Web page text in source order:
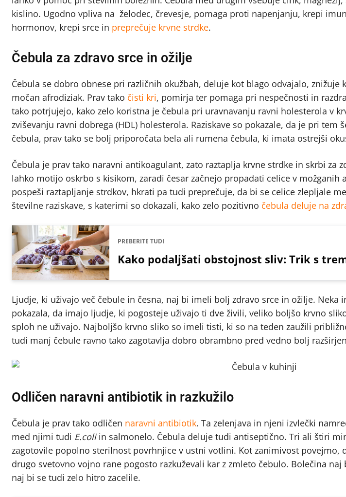
kislino. Ugodno vpliva na želodec, črevesje, pomaga proti napenjanju, krepi
hormonov, krepi srce in preprečuje krvne strdke.
Čebula za zdravo srce in ožilje
Čebula se dobro obnese pri različnih okužbah, deluje kot blago odvajalo, znižuje
močan afrodiziak. Prav tako čisti kri, pomirja ter pomaga pri nespečnosti in
tako potrjujejo, kako zelo koristna je čebula pri uravnavanju ravni holesterola v
zviševanju ravni dobrega (HDL) holesterola. Raziskave so pokazale, da je pri tem
čebula, prav tako se bolj priporočata bela ali rumena čebula, ki imata ostrejši
Čebula je prav tako naravni antikoagulant, zato raztaplja krvne strdke in skrbi za
lahko motijo oskrbo s kisikom, zaradi česar začnejo propadati celice v možganih
pospeši raztapljanje strdkov, hkrati pa tudi preprečuje, da bi se celice zlepljale
številne raziskave, s katerimi so dokazali, kako zelo pozitivno čebula deluje na
PREBERITE TUDI
Kako podaljšati obstojnost sliv: Trik s
Ljudje, ki uživajo več čebule in česna, naj bi imeli bolj zdravo srce in ožilje. Neka
pokazala, da imajo ljudje, ki pogosteje uživajo ti dve živili, veliko boljšo krvno
sploh ne uživajo. Najboljšo krvno sliko so imeli tisti, ki so na teden zaužili
tudi manj čebule ravno tako zagotavlja dobro obrambno pred vedno bolj
Odličen naravni antibiotik in razkužilo
Čebula je prav tako odličen naravni antibiotik. Ta zelenjava in njeni izvlečki
med njimi tudi E.coliin salmonelo. Čebula deluje tudi antiseptično. Tri ali štiri
zagotovile popolno sterilnost povrhnjice v ustni votlini. Kot zanimivost povejmo,
drugo svetovno vojno rane pogosto razkuževali kar z zmleto čebulo. Bolečina
naj bi se tudi zelo hitro zacelile.